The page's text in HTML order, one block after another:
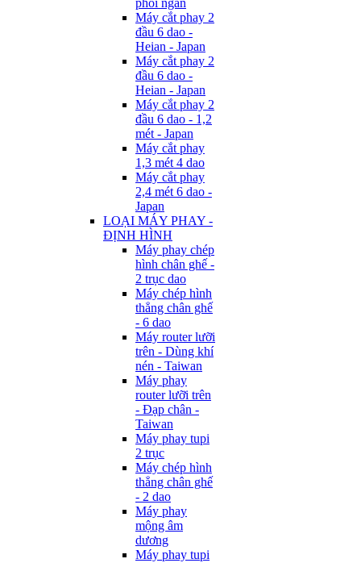
phôi ngắn
Máy cắt phay 2
đầu 6 dao -
Heian - Japan
Máy cắt phay 2
đầu 6 dao -
Heian - Japan
Máy cắt phay 2
đầu 6 dao - 1,2
mét - Japan
Máy cắt phay
1,3 mét 4 dao
Máy cắt phay
2,4 mét 6 dao -
Japan
LOẠI MÁY PHAY -
ĐỊNH HÌNH
Máy phay chép
hình chân ghế -
2 trục dao
Máy chép hình
thẳng chân ghế
- 6 dao
Máy router lưỡi
trên - Dùng khí
nén - Taiwan
Máy phay
router lưỡi trên
- Đạp chân -
Taiwan
Máy phay tupi
2 trục
Máy chép hình
thẳng chân ghế
- 2 dao
Máy phay
mộng âm
dương
Máy phay tupi